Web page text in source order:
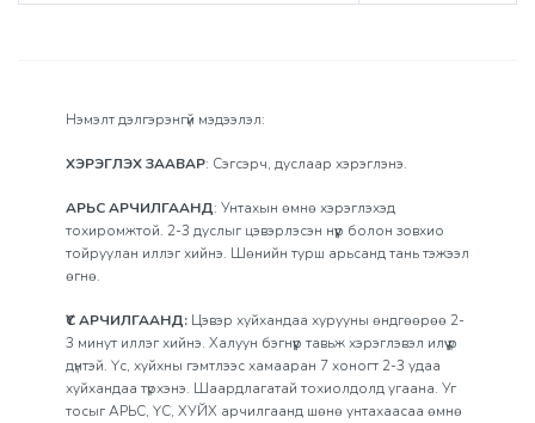
Нэмэлт дэлгэрэнгүй мэдээлэл:
ХЭРЭГЛЭХ ЗААВАР: Сэгсэрч, дуслаар хэрэглэнэ.
АРЬС АРЧИЛГААНД: Унтахын өмнө хэрэглэхэд
тохиромжтой. 2-3 дуслыг цэвэрлэсэн нүүр болон зовхио
тойруулан иллэг хийнэ. Шөнийн турш арьсанд тань тэжээл
өгнө.
ҮС АРЧИЛГААНД: Цэвэр хуйхандаа хурууны өндгөөрөө 2-
3 минут иллэг хийнэ. Халуун бэгнүүр тавьж хэрэглэвэл илүү үр
дүнтэй. Үс, хуйхны гэмтлээс хамааран 7 хоногт 2-3 удаа
хуйхандаа түрхэнэ. Шаардлагатай тохиолдолд угаана. Уг
тосыг АРЬС, ҮС, ХУЙХ арчилгаанд шөнө унтахаасаа өмнө